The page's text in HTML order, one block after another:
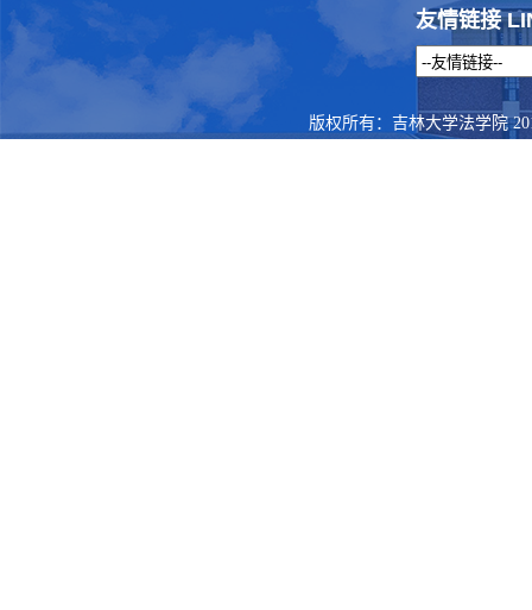
友情链接
版权所有：吉林大学法学院